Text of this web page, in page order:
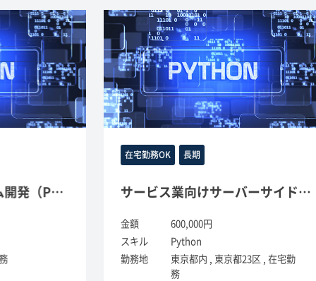
）
長期
サービス業向けサーバーサイドシステム開発保守（Python）
600,000円
Python
東京都内 , 東京都23区 , 在宅勤